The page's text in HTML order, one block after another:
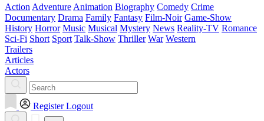
Action Adventure Animation Biography Comedy Crime
Documentary Drama Family Fantasy Film-Noir Game-Show
History Horror Music Musical Mystery News Reality-TV Romance
Sci-Fi Short Sport Talk-Show Thriller War Western
Trailers
Articles
Actors
Register Logout